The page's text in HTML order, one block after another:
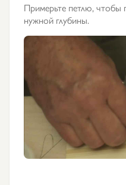
Примерьте петлю, чтобы
нужной глубины.